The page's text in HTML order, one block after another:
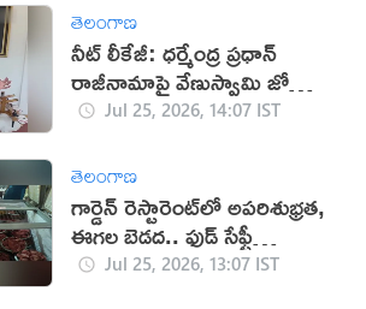
తెలంగాణ
నీట్ లీకేజీ: ధర్మేంద్ర ప్రధాన్
రాజీనామాపై వేణుస్వామి జోస్యం
వైరల్Jul 25, 2026, 14:07 IST
తెలంగాణ
గార్డెన్ రెస్టారెంట్‌లో అపరిశుభ్రత,
ఈగల బెడద.. ఫుడ్ సేఫ్టీ
అధికారుల కొరడా
Jul 25, 2026, 13:07 IST